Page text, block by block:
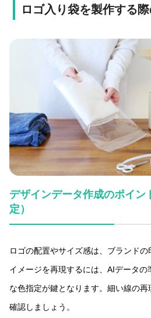
ロゴ入り袋を製作する
デザインデータ作成のポイン
定）
ロゴの配置やサイズ感は、ブランド
イメージを再現するには、AIデータ
な色指定が鍵となります。細い線の
確認しましょう。